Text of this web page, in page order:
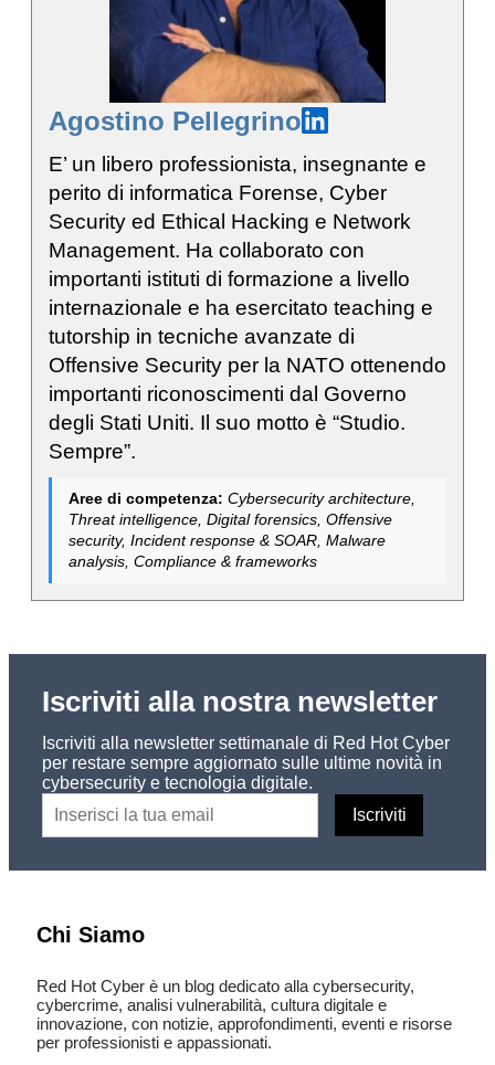
Agostino Pellegrino
E’ un libero professionista, insegnante e
perito di informatica Forense, Cyber
Security ed Ethical Hacking e Network
Management. Ha collaborato con
importanti istituti di formazione a livello
internazionale e ha esercitato teaching e
tutorship in tecniche avanzate di
Offensive Security per la NATO ottenendo
importanti riconoscimenti dal Governo
degli Stati Uniti. Il suo motto è “Studio.
Sempre”.
Aree di competenza: Cybersecurity architecture,
Threat intelligence, Digital forensics, Offensive
security, Incident response & SOAR, Malware
analysis, Compliance & frameworks
Iscriviti alla nostra newsletter
Iscriviti alla newsletter settimanale di Red Hot Cyber
per restare sempre aggiornato sulle ultime novità in
cybersecurity e tecnologia digitale.
Chi Siamo
Red Hot Cyber è un blog dedicato alla cybersecurity,
cybercrime, analisi vulnerabilità, cultura digitale e
innovazione, con notizie, approfondimenti, eventi e risorse
per professionisti e appassionati.